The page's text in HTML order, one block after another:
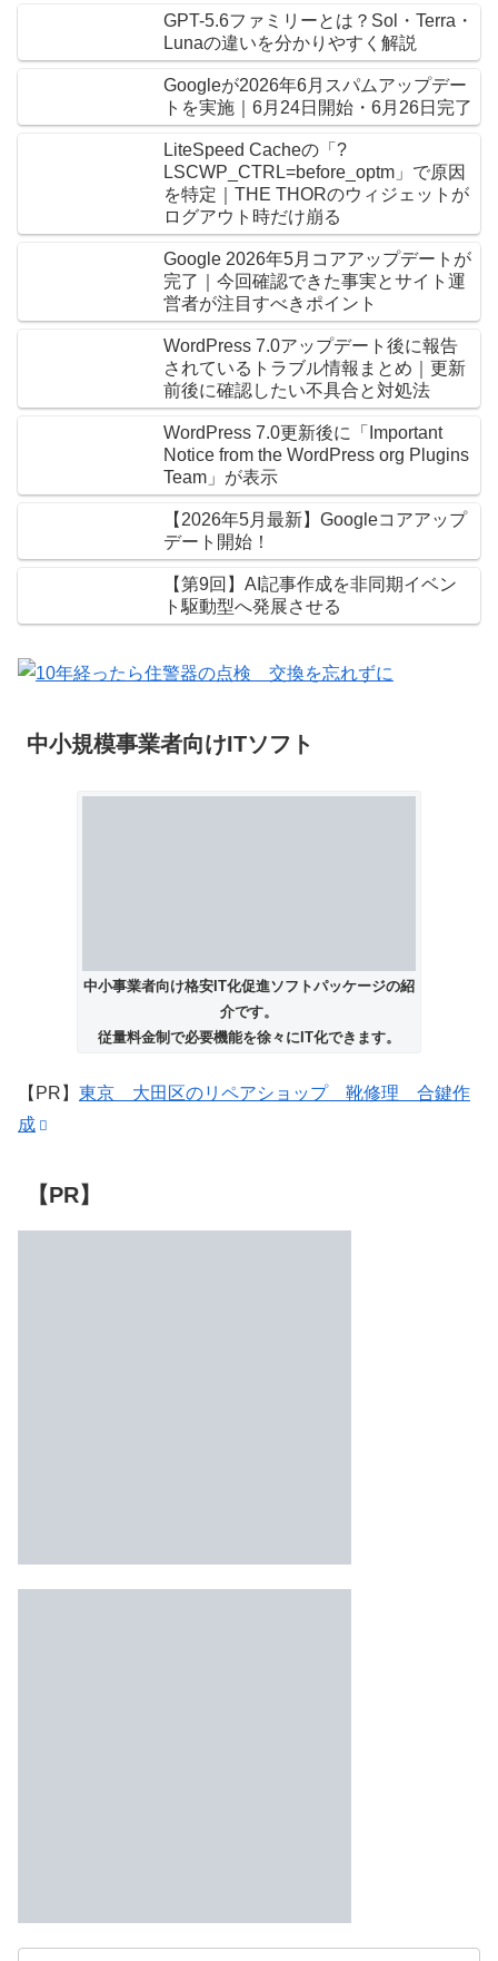
GPT-5.6ファミリーとは？Sol・Terra・
Lunaの違いを分かりやすく解説
Googleが2026年6月スパムアップデー
トを実施｜6月24日開始・6月26日完了
LiteSpeed Cacheの「?
LSCWP_CTRL=before_optm」で原因
を特定｜THE THORのウィジェットが
ログアウト時だけ崩る
Google 2026年5月コアアップデートが
完了｜今回確認できた事実とサイト運
営者が注目すべきポイント
WordPress 7.0アップデート後に報告
されているトラブル情報まとめ｜更新
前後に確認したい不具合と対処法
WordPress 7.0更新後に「Important
Notice from the WordPress org Plugins
Team」が表示
【2026年5月最新】Googleコアアップ
デート開始！
【第9回】AI記事作成を非同期イベン
ト駆動型へ発展させる
中小規模事業者向けITソフト
中小事業者向け格安IT化促進ソフトパッケージの紹
介です。
従量料金制で必要機能を徐々にIT化できます。
【PR】 東京 大田区のリペアショップ 靴修理 合鍵作
成
【PR】